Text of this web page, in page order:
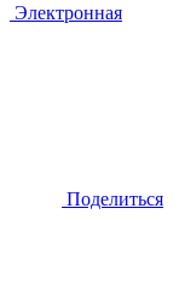
Электронная
Поделиться